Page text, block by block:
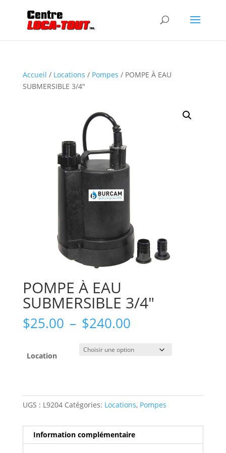
Accueil / Locations / Pompes / POMPE À EAU
SUBMERSIBLE 3/4″
POMPE À EAU
SUBMERSIBLE 3/4″
$25.00 – $240.00Plage
prix :
$25.00
Location
UGS : L9204 Catégories: Locations, Pompes
Information complémentaire